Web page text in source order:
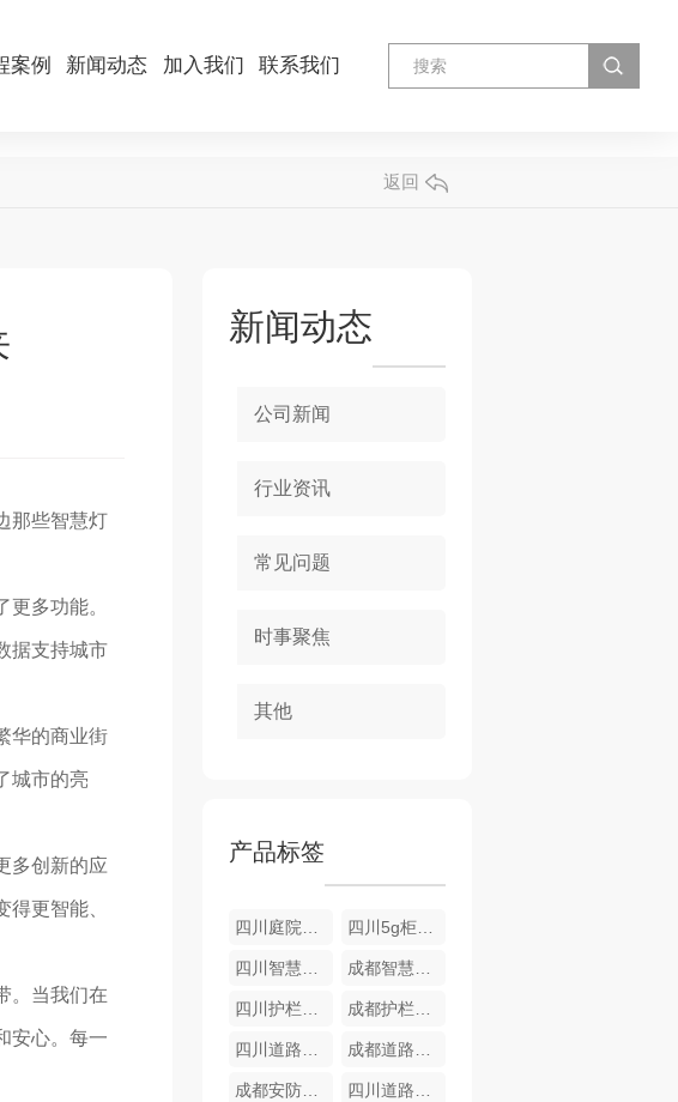
案例 新闻动态 加入我们 联系我们
返回
那些智慧灯
多功能。
据支持城市
华的商业街
城市的亮
多创新的应
更智能、
。当我们在
安心。每一
新闻动态
公司新闻
行业资讯
常见问题
时事聚焦
其他
产品标签
四川庭院灯厂家 四川5g柜栏厂家
四川智慧路灯公司 成都智慧路灯
四川护栏厂家 成都护栏厂家
四川道路护栏厂家 成都道路护栏厂家
成都安防监控系统 四川道路监控厂家